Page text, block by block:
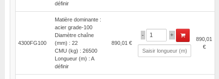
définir
4300FG100
Matière dominante :
acier grade-100
Diamètre chaîne
(mm) : 22
CMU (kg) : 26500
Longueur (m) : A
définir
890,01 €
- +
890,01
€